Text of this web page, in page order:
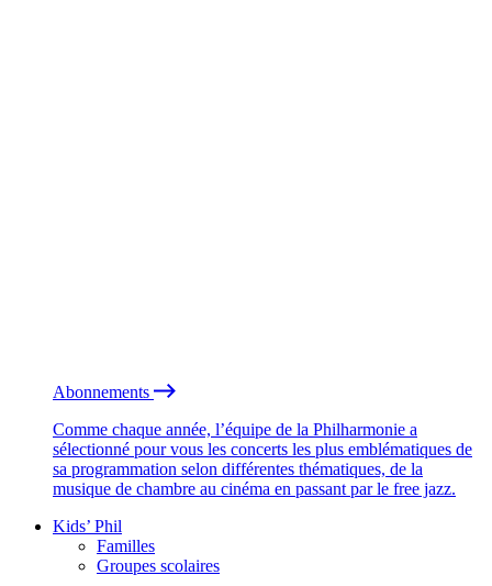
Abonnements
Comme chaque année, l’équipe de la Philharmonie a
sélectionné pour vous les concerts les plus emblématiques de
sa programmation selon différentes thématiques, de la
musique de chambre au cinéma en passant par le free jazz.
Kids’ Phil
Familles
Groupes scolaires